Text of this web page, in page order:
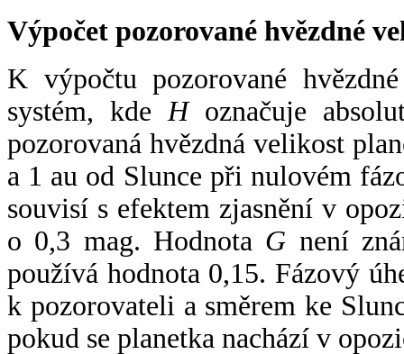
Výpočet pozorované hvězdné
K výpočtu pozorované
systém, kde Hoznačuje
pozorovaná hvězdná velikost
a 1 au od Slunce při nulovém
souvisí s efektem zjasnění v
o 0,3 mag. Hodnota G není
používá hodnota 0,15. Fázový
k pozorovateli a směrem ke
pokud se planetka nachází v